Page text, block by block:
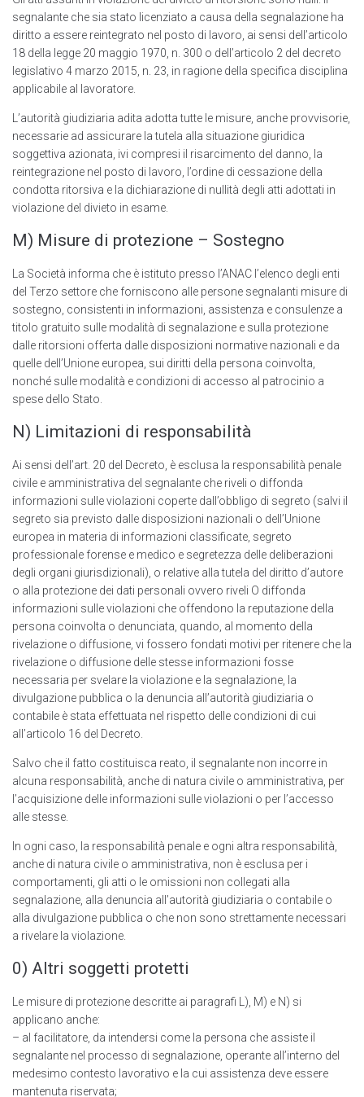
segnalante che sia stato licenziato a causa della segnalazione ha
diritto a essere reintegrato nel posto di Iavoro, ai sensi dell’articolo
18 della Iegge 20 maggio 1970, n. 300 o dell’articolo 2 del decreto
legislativo 4 marzo 2015, n. 23, in ragione della specifica disciplina
applicabile al lavoratore.
L’autorità giudiziaria adita adotta tutte le misure, anche provvisorie,
necessarie ad assicurare la tutela alla situazione giuridica
soggettiva azionata, ivi compresi il risarcimento del danno, la
reintegrazione nel posto di Iavoro, l’ordine di cessazione della
condotta ritorsiva e la dichiarazione di nullità degli atti adottati in
violazione del divieto in esame.
M) Misure di protezione – Sostegno
La Società informa che è istituto presso l’ANAC l’elenco degli enti
del Terzo settore che forniscono alle persone segnalanti misure di
sostegno, consistenti in informazioni, assistenza e consulenze a
titolo gratuito sulle modalità di segnalazione e sulla protezione
dalle ritorsioni offerta dalle disposizioni normative nazionali e da
quelle deII’Unione europea, sui diritti della persona coinvolta,
nonché sulle modalità e condizioni di accesso al patrocinio a
spese dello Stato.
N) Limitazioni di responsabilità
Ai sensi dell’art. 20 del Decreto, è esclusa la responsabilità penale
civile e amministrativa del segnalante che riveli o diffonda
informazioni sulle violazioni coperte dall’obbligo di segreto (salvi il
segreto sia previsto dalle disposizioni nazionali o delI’Unione
europea in materia di informazioni classificate, segreto
professionale forense e medico e segretezza delle deliberazioni
degli organi giurisdizionali), o relative alla tutela del diritto d’autore
o alla protezione dei dati personali ovvero riveli O diffonda
informazioni sulle violazioni che offendono la reputazione della
persona coinvolta o denunciata, quando, al momento della
rivelazione o diffusione, vi fossero fondati motivi per ritenere che la
rivelazione o diffusione delle stesse informazioni fosse
necessaria per svelare la violazione e la segnalazione, la
divulgazione pubblica o la denuncia all’autorità giudiziaria o
contabile è stata effettuata nel rispetto delle condizioni di cui
all’articolo 16 del Decreto.
Salvo che il fatto costituisca reato, il segnalante non incorre in
alcuna responsabilità, anche di natura civile o amministrativa, per
l’acquisizione delle informazioni sulle violazioni o per l’accesso
alle stesse.
In ogni caso, la responsabilità penale e ogni altra responsabilità,
anche di natura civile o amministrativa, non è esclusa per i
comportamenti, gli atti o le omissioni non collegati alla
segnalazione, alla denuncia all’autorità giudiziaria o contabile o
alla divulgazione pubblica o che non sono strettamente necessari
a rivelare la violazione.
0) Altri soggetti protetti
Le misure di protezione descritte ai paragrafi L), M) e N) si
applicano anche:
– al facilitatore, da intendersi come la persona che assiste il
segnalante nel processo di segnalazione, operante all’interno del
medesimo contesto lavorativo e la cui assistenza deve essere
mantenuta riservata;